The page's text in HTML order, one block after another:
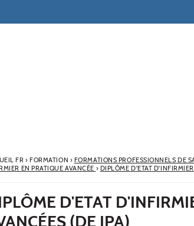
FR› FORMATION › FORMATIONS PROFESSIONNELS DE
EN PRATIQUE AVANCÉE › DIPLÔME D'ETAT
D'ETAT
(DE IPA)